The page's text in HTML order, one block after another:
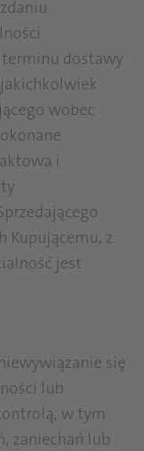
terminu dostawy
wobec
i
Kupującemu, z
jest
się
lub
w tym
zaniechań lub